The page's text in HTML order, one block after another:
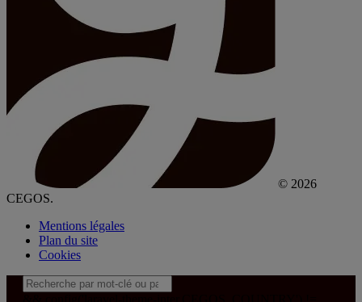
© 2026
CEGOS.
Mentions légales
Plan du site
Cookies